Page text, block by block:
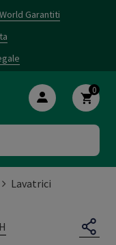
Garantiti
0
Lavatrici